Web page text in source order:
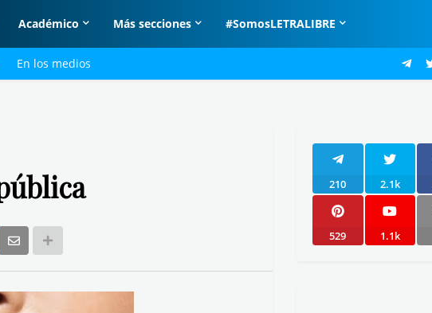
Académico Más secciones #SomosLETRALIBRE
En los medios
210 2.1k
529 1.1k